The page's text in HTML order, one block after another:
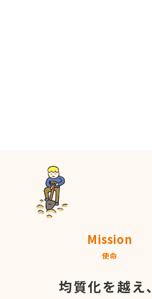
Mission
使命
均質化を越え、